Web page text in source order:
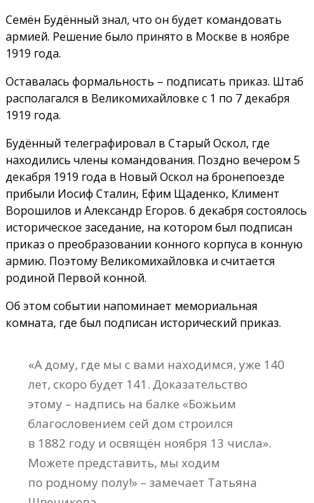
Семён Будённый знал, что он будет командовать
армией. Решение было принято в Москве в ноябре
1919 года.
Оставалась формальность – подписать приказ. Штаб
располагался в Великомихайловке с 1 по 7 декабря
1919 года.
Будённый телеграфировал в Старый Оскол, где
находились члены командования. Поздно вечером 5
декабря 1919 года в Новый Оскол на бронепоезде
прибыли Иосиф Сталин, Ефим Щаденко, Климент
Ворошилов и Александр Егоров. 6 декабря состоялось
историческое заседание, на котором был подписан
приказ о преобразовании конного корпуса в конную
армию. Поэтому Великомихайловка и считается
родиной Первой конной.
Об этом событии напоминает мемориальная
комната, где был подписан исторический приказ.
«А дому, где мы с вами находимся, уже 140
лет, скоро будет 141. Доказательство
этому – надпись на балке «Божьим
благословением сей дом строился
в 1882 году и освящён ноября 13 числа».
Можете представить, мы ходим
по родному полу!» – замечает Татьяна